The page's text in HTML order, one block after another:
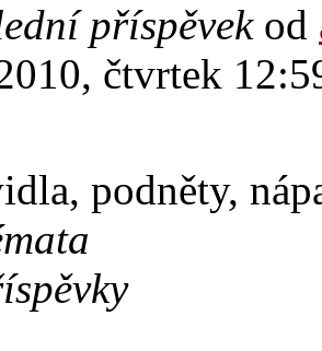
příspěvekod
čtvrtek
podněty,